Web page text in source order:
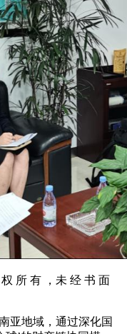
所 有 ，未 经 书 面
地域，通过深化国